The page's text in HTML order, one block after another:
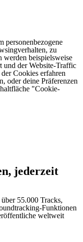
personenbezogene
zu
werden beispielsweise
und der Website-Traffic
Cookies erfahren
oder deine Präferenzen
"Cookie-
jederzeit
55.000 Tracks,
Funktionen
weltweit